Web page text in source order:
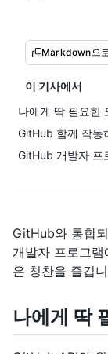
Markdown으
이 기사에서
나에게 딱 필요한
GitHub 함께 작동
GitHub 개발자 프
GitHub와 통합
개발자 프로그
은 칭찬을 즐깁
나에게 딱